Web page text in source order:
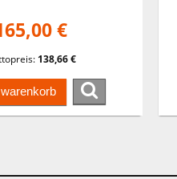
€
138,66 €